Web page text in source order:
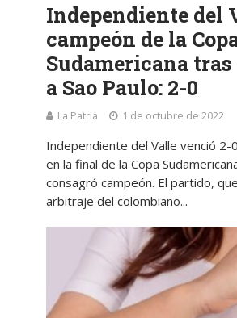
Independiente del
campeón de la
Sudamericana
a Sao Paulo: 2-0
La Patria 1 de octubre de 2022
Independiente del Valle venció 2-
en la final de la Copa
consagró campeón. El partido,
arbitraje del colombiano...